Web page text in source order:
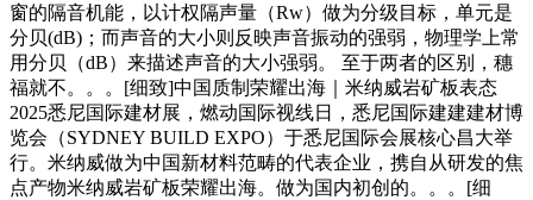
窗的隔音机能，以计权隔声量（Rw）做为分级目标，单元是
分贝(dB)；而声音的大小则反映声音振动的强弱，物理学上常
用分贝（dB）来描述声音的大小强弱。 至于两者的区别，穗
福就不。。。[细致]中国质制荣耀出海｜米纳威岩矿板表态
2025悉尼国际建材展，燃动国际视线日，悉尼国际建建建材博
览会（SYDNEY BUILD EXPO）于悉尼国际会展核心昌大举
行。米纳威做为中国新材料范畴的代表企业，携自从研发的焦
点产物米纳威岩矿板荣耀出海。做为国内初创的。。。[细